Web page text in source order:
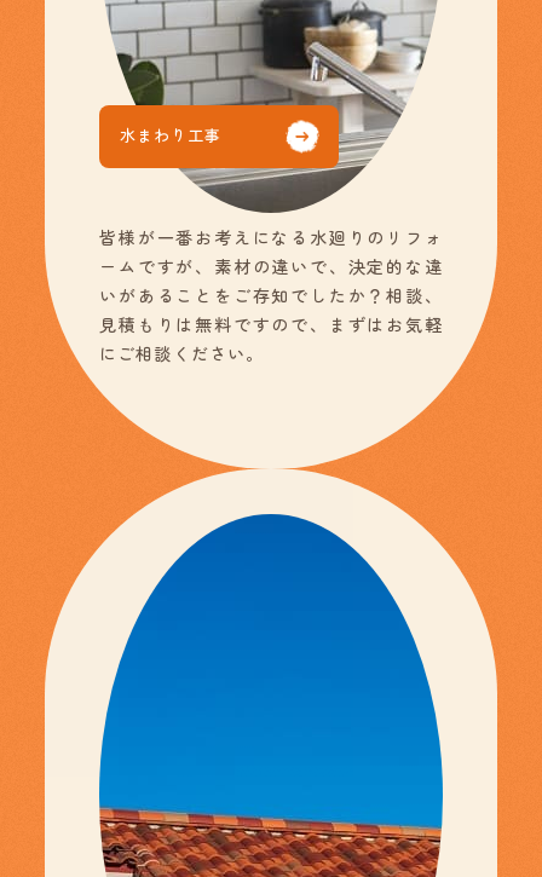
水まわり工事
皆様が一番お考えになる水廻りのリフォ
ームですが、素材の違いで、決定的な違
いがあることをご存知でしたか？相談、
見積もりは無料ですので、まずはお気軽
にご相談ください。